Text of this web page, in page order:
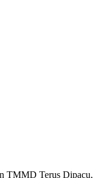
TMMD Terus Dipacu,